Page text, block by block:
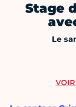
Stage
Le
VOIR